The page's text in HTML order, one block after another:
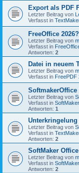
Export als PDF
Letzter Beitrag von
Verfasst in
FreeOffice
Letzter Beitrag von
Verfasst in
Antworten: 2
Datei in neuem
Letzter Beitrag von
Verfasst in FreePDF
SoftmakerOffice
Letzter Beitrag von
Verfasst in
Antworten: 1
Letzter Beitrag von
Verfasst in
Antworten: 2
SoftMaker
Letzter Beitrag von
Verfasst in
Antworten: 2